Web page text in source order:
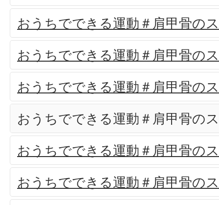
おうちでできる運動＃肩甲骨の
おうちでできる運動＃肩甲骨の
おうちでできる運動＃肩甲骨の
おうちでできる運動＃肩甲骨の
おうちでできる運動＃肩甲骨の
おうちでできる運動＃肩甲骨の